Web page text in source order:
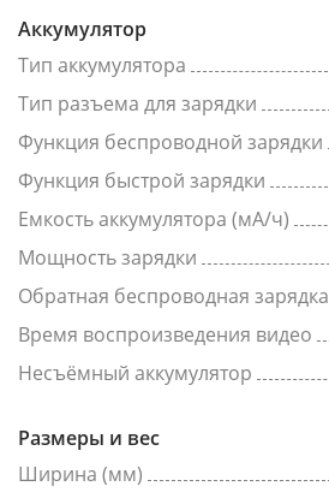
Аккумулятор
Тип аккумулятора
Тип разъема для зарядки
Функция беспроводной зарядки
Функция быстрой зарядки
Емкость аккумулятора (мА/ч)
Мощность зарядки
Обратная беспроводная зарядка
Время воспроизведения видео
Несъёмный аккумулятор
Размеры и вес
Ширина (мм)